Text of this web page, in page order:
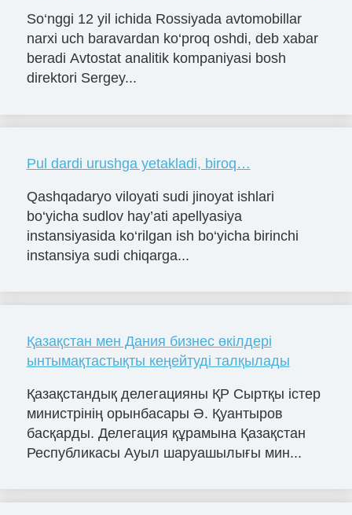
So‘nggi 12 yil ichida Rossiyada avtomobillar
narxi uch baravardan ko‘proq oshdi, deb xabar
beradi Avtostat analitik kompaniyasi bosh
direktori Sergey...
Pul dardi urushga yetakladi, biroq…
Qashqadaryo viloyati sudi jinoyat ishlari
bo‘yicha sudlov hay’ati apellyasiya
instansiyasida ko‘rilgan ish bo‘yicha birinchi
instansiya sudi chiqarga...
Қазақстан мен Дания бизнес өкілдері
ынтымақтастықты кеңейтуді талқылады
Қазақстандық делегацияны ҚР Сыртқы істер
министрінің орынбасары Ә. Қуантыров
басқарды. Делегация құрамына Қазақстан
Республикасы Ауыл шаруашылығы мин...